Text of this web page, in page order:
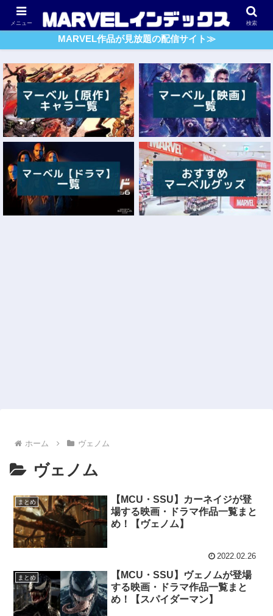
アベンジャーズ スパイダーマン ガーディアンズ・O・G
MARVEL作品が見放題の配信サイト≫
ホーム ヴェノム
ヴェノム
まとめ
【MCU・SSU】カーネイジが登
場する映画・ドラマ作品一覧まと
め！【ヴェノム】
2022.02.26
まとめ
【MCU・SSU】ヴェノムが登場
する映画・ドラマ作品一覧まと
め！【スパイダーマン】
メニュー 検索